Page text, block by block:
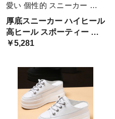
愛い 個性的 スニーカー 黒
白 茶色 韓国系 レディース
メッシュ 通気性 ユニーク
身長アップ 黒スニーカー 無
地 バイカラ 白スニーカー
厚底スニーカー ハイヒール
高ヒール スポーティー オ
ルチャン 女子 マニッシュ
黒色 モノトーン モノクロ
ップ
￥5,281